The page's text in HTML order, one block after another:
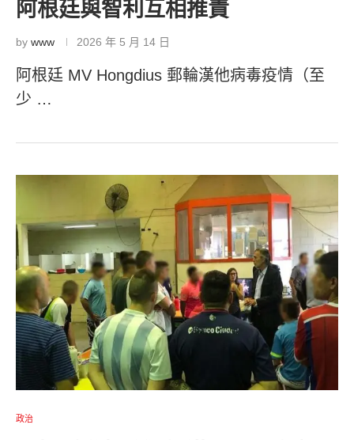
阿根廷與智利互相推責
by www 2026 年 5 月 14 日
阿根廷 MV Hongdius 郵輪漢他病毒疫情（至
少 …
政治